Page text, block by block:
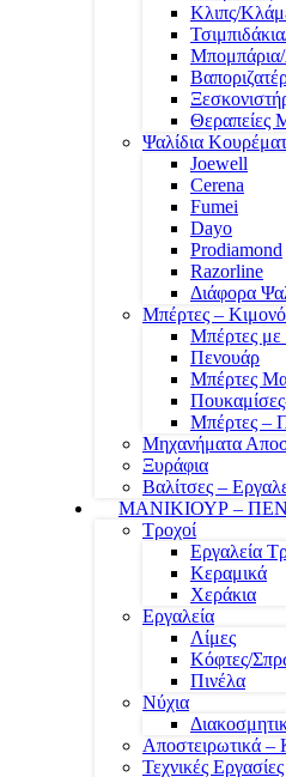
Κλιπς/
Μπομπάρια/
Θεραπείες
Ψαλίδια
Joewell
Cerena
Fumei
Dayo
Prodiamond
Razorline
Διάφορα
Μπέρτες –
Μπέρτες με
Πενουάρ
Μπέρτες
Μπέρτες –
Μηχανήματα
Ξυράφια
Βαλίτσες –
ΜΑΝΙΚΙΟΥΡ –
Τροχοί
Εργαλεία
Κεραμικά
Χεράκια
Εργαλεία
Λίμες
Κόφτες/
Πινέλα
Νύχια
Αποστειρωτικά –
Τεχνικές